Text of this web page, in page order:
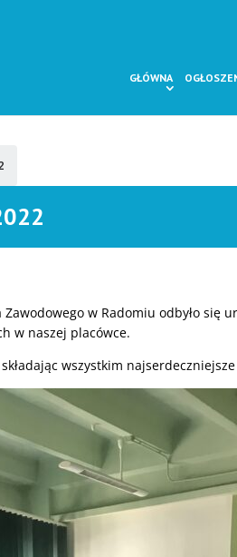
GŁÓWNA
w Radomiu odbyło się
w naszej placówce.
wszystkim